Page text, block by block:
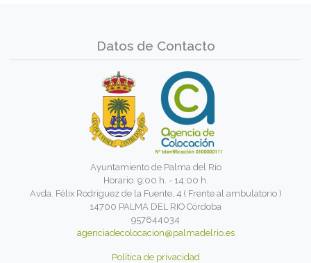
Datos de Contacto
Ayuntamiento de Palma del Río
Horario: 9:00 h. - 14:00 h.
Avda. Félix Rodriguez de la Fuente, 4 ( Frente al ambulatorio )
14700 PALMA DEL RIO Córdoba
957644034
agenciadecolocacion@palmadelrio.es
Política de privacidad